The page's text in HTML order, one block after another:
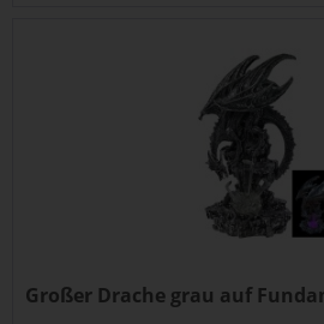
Großer Drache grau auf